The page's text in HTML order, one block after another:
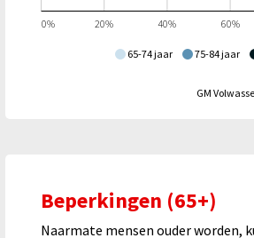
65-74 jaar 75-84 jaar
0% 20% 40% 60%
GM
Beperkingen (65+)
Naarmate mensen ouder worden,